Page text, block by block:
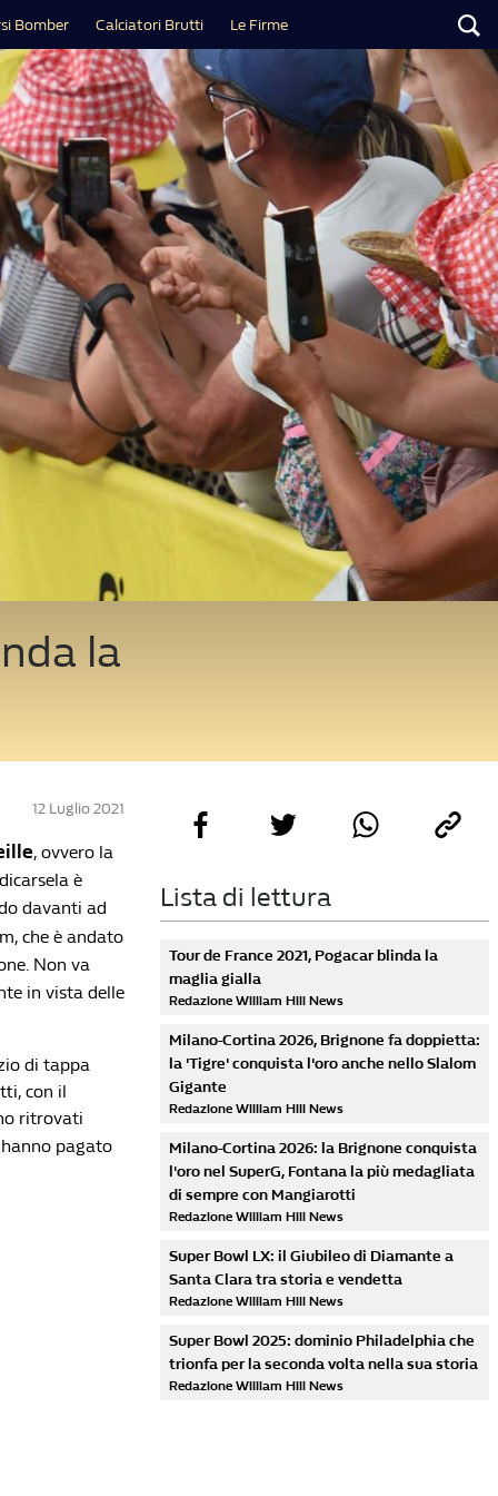
Bomber Calciatori Brutti Le Firme
la
12 Luglio 2021
, ovvero la
è
davanti ad
che è andato
Non va
in vista delle
di tappa
con il
ritrovati
hanno pagato
Lista di lettura
Tour de France 2021, Pogacar blinda la
maglia gialla
Redazione William Hill News
Milano-Cortina 2026, Brignone fa doppietta:
la 'Tigre' conquista l'oro anche nello Slalom
Gigante
Redazione William Hill News
Milano-Cortina 2026: la Brignone conquista
l'oro nel SuperG, Fontana la più medagliata
di sempre con Mangiarotti
Redazione William Hill News
Super Bowl LX: il Giubileo di Diamante a
Santa Clara tra storia e vendetta
Redazione William Hill News
Super Bowl 2025: dominio Philadelphia che
trionfa per la seconda volta nella sua storia
Redazione William Hill News